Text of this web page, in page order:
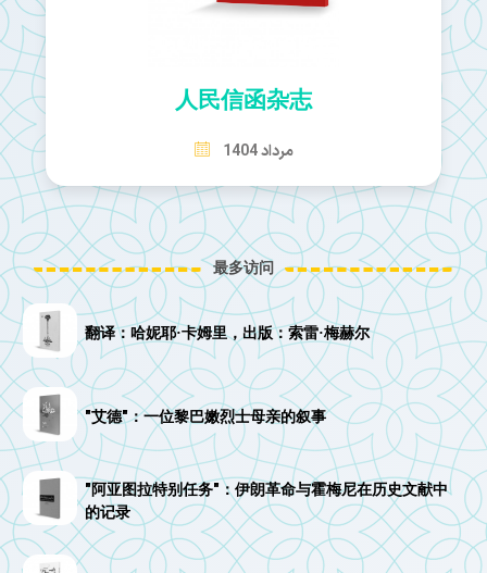
人民信函杂志
مرداد 1404
最多访问
翻译：哈妮耶·卡姆里，出版：索雷·梅赫尔
"艾德"：一位黎巴嫩烈士母亲的叙事
"阿亚图拉特别任务"：伊朗革命与霍梅尼在历史文献中
的记录